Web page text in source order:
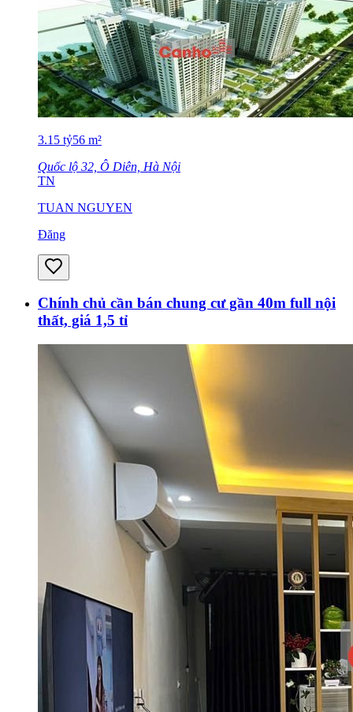
3.15 tỷ56 m²
Quốc lộ 32, Ô Diên, Hà Nội
TN
TUAN NGUYEN
Đăng
Chính chủ cần bán chung cư gần 40m full nội
thất, giá 1,5 tỉ